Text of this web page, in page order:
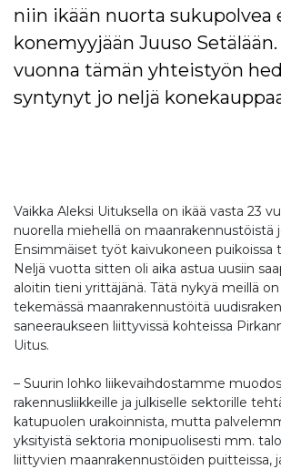
niin ikään nuorta sukupolvea
konemyyjään Juuso Setälään.
vuonna tämän yhteistyön
syntynyt jo neljä
Vaikka Aleksi Uituksella on ikää vasta 23
nuorella miehellä on maanrakennustöistä
Ensimmäiset työt kaivukoneen puikoissa
Neljä vuotta sitten oli aika astua uusiin
aloitin tieni yrittäjänä. Tätä nykyä meillä
tekemässä maanrakennustöitä
saneeraukseen liittyvissä kohteissa
Uitus.
– Suurin lohko liikevaihdostamme
rakennusliikkeille ja julkiselle sektorille
katupuolen urakoinnista, mutta
yksityistä sektoria monipuolisesti mm.
liittyvien maanrakennustöiden puitteissa,